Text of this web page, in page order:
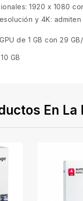
1920 x 1080
y 4K:
de 1 GB con 29
GB
En